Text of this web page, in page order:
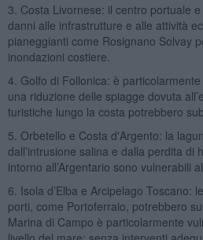
3. Costa Livornese: il centro portuale
danni alle infrastrutture e alle attività
pianeggianti come Rosignano Solvay
inondazioni costiere.
4. Golfo di Follonica: è
una riduzione delle spiagge dovuta
turistiche lungo la costa potrebbero
5. Orbetello e Costa d'Argento: la
dall’intrusione salina e dalla perdita di
intorno all’Argentario sono vulnerabili
6. Isola d’Elba e Arcipelago Toscano:
porti, come Portoferraio, potrebbero
Marina di Campo è particolarmente